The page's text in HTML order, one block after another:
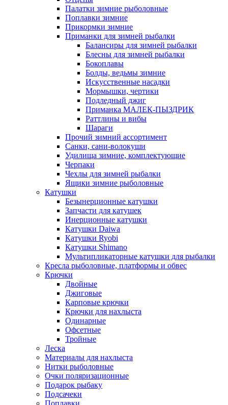
Палатки зимние рыболовные
Поплавки зимние
Прикормки зимние
Приманки для зимней рыбалки
Балансиры для зимней рыбалки
Блесны для зимней рыбалки
Бокоплавы
Болды, ведьмы зимние
Искусственные насадки
Мормышки, чертики
Подледный джиг
Приманка МАЛЕК-ПЫЗДРИК
Раттлины и вибы
Шараги
Прочий зимний ассортимент
Санки, сани-волокуши
Удилища зимние, комплектующие
Черпаки
Чехлы для зимней рыбалки
Ящики зимние рыболовные
Катушки
Безынерционные катушки
Запчасти для катушек
Инерционные катушки
Катушки Daiwa
Катушки Ryobi
Катушки Shimano
Мультипликаторные катушки для рыбалки
Кресла рыболовные, платформы и обвес
Крючки
Двойные
Джиговые
Карповые крючки
Крючки для нахлыста
Одинарные
Офсетные
Тройные
Леска
Материалы для нахлыста
Нитки рыболовные
Очки поляризационные
Подарок рыбаку
Подсачеки
Поплавки